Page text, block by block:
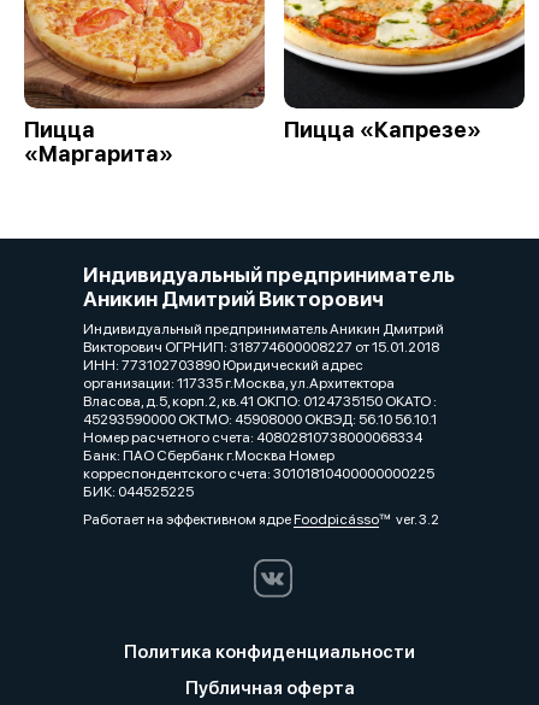
Пицца
«Маргарита»
Пицца «Капрезе»
Индивидуальный предприниматель
Аникин Дмитрий Викторович
Индивидуальный предприниматель Аникин Дмитрий
Викторович ОГРНИП: 318774600008227 от 15.01.2018
ИНН: 773102703890 Юридический адрес
организации: 117335 г.Москва, ул.Архитектора
Власова, д.5, корп.2, кв.41 ОКПО: 0124735150 ОКАТО :
45293590000 ОКТМО: 45908000 ОКВЭД: 56.10 56.10.1
Номер расчетного счета: 40802810738000068334
Банк: ПАО Сбербанк г.Москва Номер
корреспондентского счета: 30101810400000000225
БИК: 044525225
Работает на эффективном ядреFoodpicássover. 3.2
Политика конфиденциальности
Публичная оферта